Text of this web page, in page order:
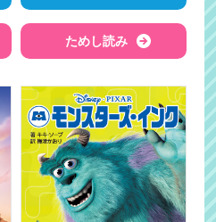
ためし読み